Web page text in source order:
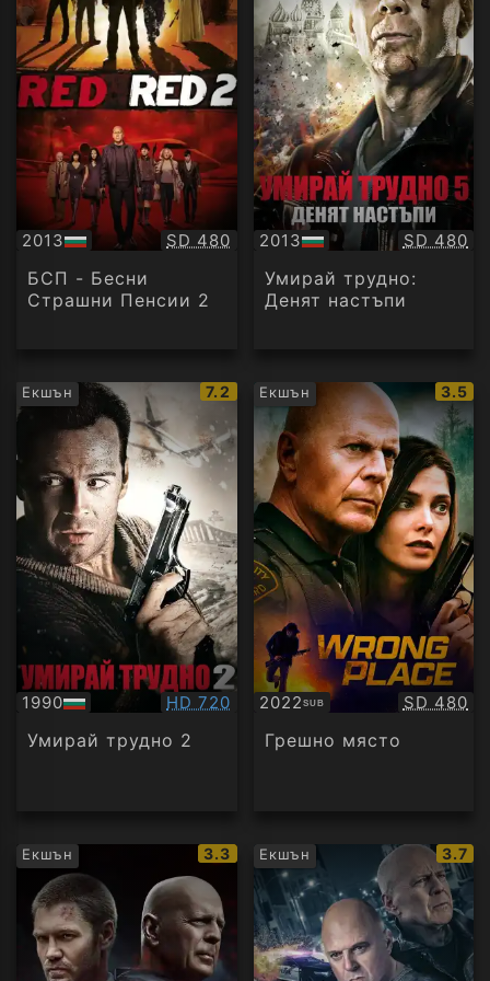
2013
БГ
аудио
Качество:
SD 480
БСП - Бесни
Страшни Пенсии 2
2013
БГ
аудио
SD 480
Умирай трудно:
Денят настъпи
Екшън
IMDb
рейтинг:
7.2
1990
БГ
аудио
Качество:
HD 720
Умирай трудно 2
Екшън
IMDb
3.5
2022SUB
Субтитри SD 480
Грешно място
Екшън
IMDb
рейтинг:
3.3 Екшън
IMDb
3.7